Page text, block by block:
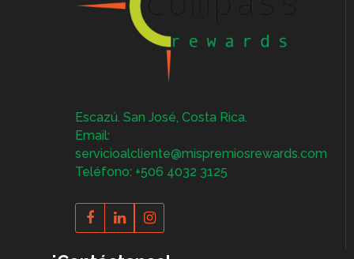
Escazú. San José, Costa Rica.
Email:
servicioalcliente@mispremiosrewards.com
Teléfono: +506 4032 3125